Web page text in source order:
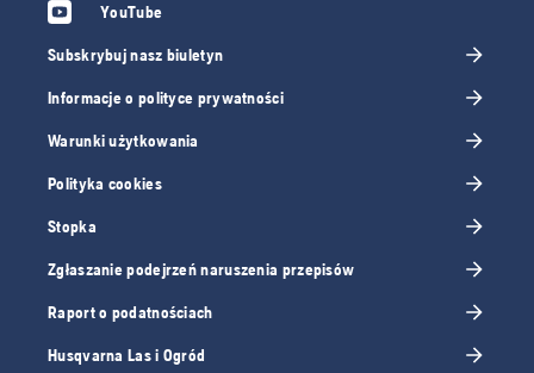
YouTube
Subskrybuj nasz biuletyn
Informacje o polityce prywatności
Warunki użytkowania
Polityka cookies
Stopka
Zgłaszanie podejrzeń naruszenia przepisów
Raport o podatnościach
Husqvarna Las i Ogród